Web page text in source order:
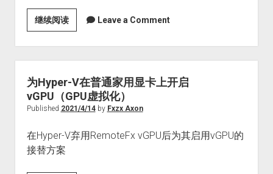
继续阅读记
迄
今
为
止
我
最
重
Leave a Comment
为Hyper-V在普通家用显卡上开启
vGPU（GPU虚拟化）
Published 2021/4/14by Fxzx Axon
在Hyper-V弃用RemoteFx vGPU后为其启用vGPU的
接替方案